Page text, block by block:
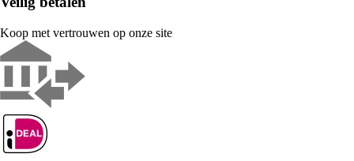
Koop met vertrouwen op onze site